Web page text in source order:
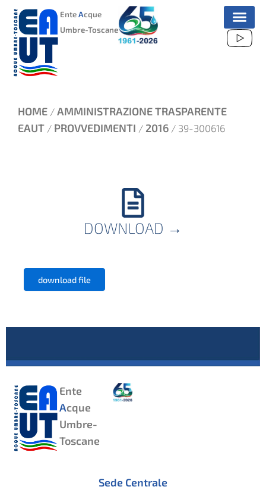
VAI
CONTENUTO
EnteAcque
Umbre-Toscane
HOME / AMMINISTRAZIONE TRASPARENTE
EAUT / PROVVEDIMENTI / 2016 / 39-300616
DOWNLOAD →
download file
Ente
Acque
Umbre-
Toscane
Sede Centrale